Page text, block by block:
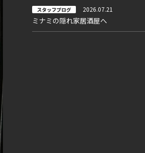
スタッフブログ 2026.07.21
ミナミの隠れ家居酒屋へ